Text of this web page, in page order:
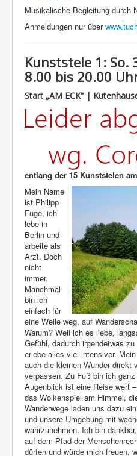
Musikalische Begleitung durch
Anmeldungen nur über
Kunststele 1: So.
8.00 bis 20.00
Start „AM ECK“ |
entlang der 15 Kunststelen
Mein Name
ist Philipp
Fuge, ich
lebe in
Berlin und
arbeite als
Arzt. Doch
nicht
immer.
Manchmal
bin ich
einfach für
eine Weile weg, auf
Warum? Weil ich es liebe,
Gefühl, dadurch irgendetwas
erlebe alles viel intensiver.
auch die kleinen Wunder direkt
verpassen. Zu Fuß bin ich
Augenblick ist eine Reise wert
das Wolkenspiel am Himmel,
Wanderwege laden uns dazu
und unsere Umgebung mit
wahrzunehmen. Ich bin
auf dem Pfad der
dürfen und würde mich freuen,